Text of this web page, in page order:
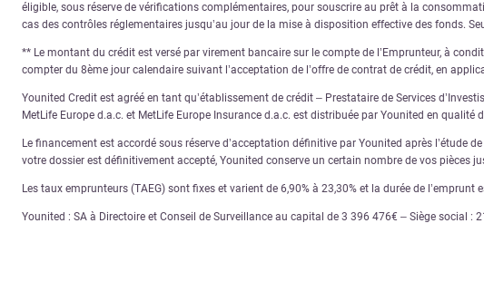
éligible, sous réserve de vérifications complémentaires, pour souscrire au prêt à la
cas des contrôles réglementaires jusqu’au jour de la mise à disposition effective des fonds.
** Le montant du crédit est versé par virement bancaire sur le compte de l’Emprunteur, à
compter du 8ème jour calendaire suivant l’acceptation de l’offre de contrat de crédit, en
Younited Credit est agréé en tant qu’établissement de crédit – Prestataire de Services
MetLife Europe d.a.c. et MetLife Europe Insurance d.a.c. est distribuée par Younited en qualité
Le financement est accordé sous réserve d’acceptation définitive par Younited après l’étude
votre dossier est définitivement accepté, Younited conserve un certain nombre de vos pièces
Les taux emprunteurs (TAEG) sont fixes et varient de 6,90% à 23,30% et la durée de
Younited : SA à Directoire et Conseil de Surveillance au capital de 3 396 476€ – Siège social :